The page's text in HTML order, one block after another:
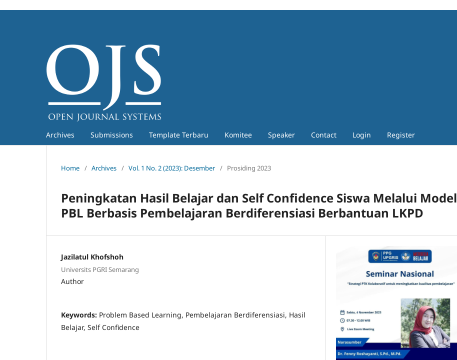
Archives Submissions Template Terbaru Komitee Speaker Contact Login Register
Home / Archives / Vol. 1 No. 2 (2023): Desember / Prosiding 2023
Peningkatan Hasil Belajar dan Self Confidence Siswa Melalui Model
PBL Berbasis Pembelajaran Berdiferensiasi Berbantuan LKPD
Jazilatul Khofshoh
Universits PGRI Semarang
Author
Keywords: Problem Based Learning, Pembelajaran Berdiferensiasi, Hasil
Belajar, Self Confidence